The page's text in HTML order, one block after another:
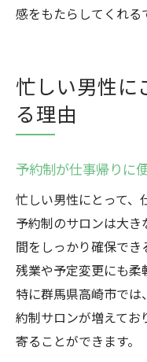
感をもたらしてくれる
忙しい男性に
る理由
予約制が仕事帰りに
忙しい男性にとって、
予約制のサロンは大
間をしっかり確保で
残業や予定変更にも柔
特に群馬県高崎市で
約制サロンが増えてお
寄ることができます。